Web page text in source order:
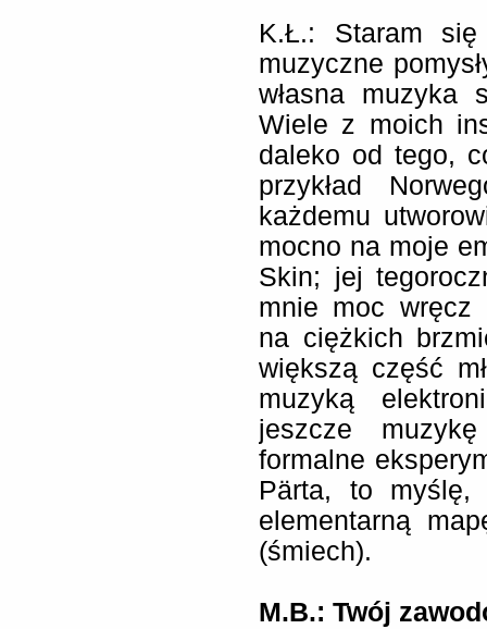
K.Ł.: Staram
muzyczne
własna muzyka
Wiele z moich
daleko od tego,
przykład
każdemu
mocno na moje
Skin; jej
mnie moc wręcz
na ciężkich
większą część
muzyką
jeszcze
formalne
Pärta, to myślę,
elementarną
(śmiech).
M.B.: Twój